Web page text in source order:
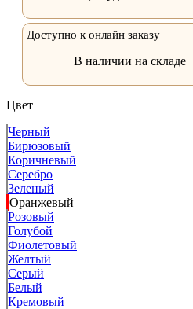
Доступно к онлайн заказу
В наличии на складе
Цвет
Черный
Бирюзовый
Коричневый
Серебро
Зеленый
Оранжевый
Розовый
Голубой
Фиолетовый
Желтый
Серый
Белый
Кремовый